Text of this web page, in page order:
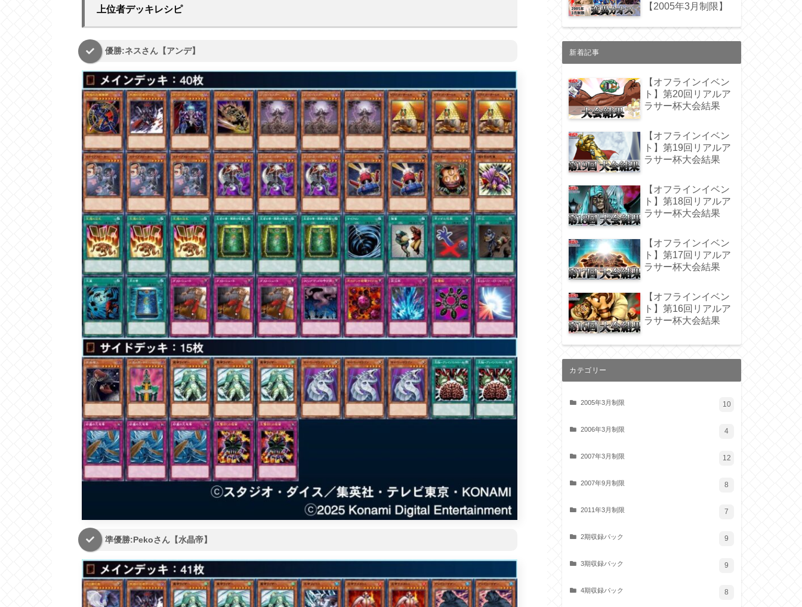
上位者デッキレシピ
優勝:ネスさん【アンデ】
準優勝:Pekoさん【水晶帝】
【2005年3月制限】
新着記事
【オフラインイベン
ト】第20回リアルア
ラサー杯大会結果
【オフラインイベン
ト】第19回リアルア
ラサー杯大会結果
【オフラインイベン
ト】第18回リアルア
ラサー杯大会結果
【オフラインイベン
ト】第17回リアルア
ラサー杯大会結果
【オフラインイベン
ト】第16回リアルア
ラサー杯大会結果
カテゴリー
2005年3月制限 10
2006年3月制限 4
2007年3月制限 12
2007年9月制限 8
2011年3月制限 7
2期収録パック 9
3期収録パック 9
4期収録パック 8